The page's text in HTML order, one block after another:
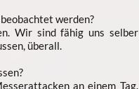
werden?
Wir sind fähig uns selber
überall.
an einem Tag.